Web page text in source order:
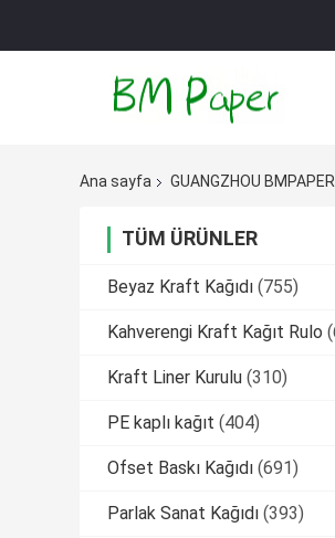
Ana sayfa GUANGZHOU
TÜM ÜRÜNLER
Beyaz Kraft Kağıdı (755)
Kahverengi Kraft Kağıt Rulo
Kraft Liner Kurulu (310)
PE kaplı kağıt (404)
Ofset Baskı Kağıdı (691)
Parlak Sanat Kağıdı (393)